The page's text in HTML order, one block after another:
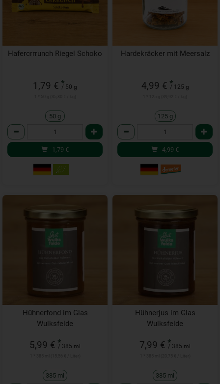
Hafercrrrunch Riegel Schoko
1,79 € *
/ 50 g
50 g
Anzahl
1,79 €
Hardekräcker mit Meersalz
4,99 € *
/ 125 g
125 g
Anzahl
4,99 €
Hühnerfond im Glas
Wulksfelde
5,99 € *
/ 385 ml
385 ml
Hühnerjus im Glas
Wulksfelde
7,99 € *
/ 385 ml
385 ml